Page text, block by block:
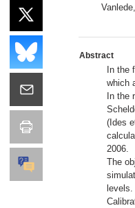
Abstract
In the
which
In the
(Ides
2006.
The